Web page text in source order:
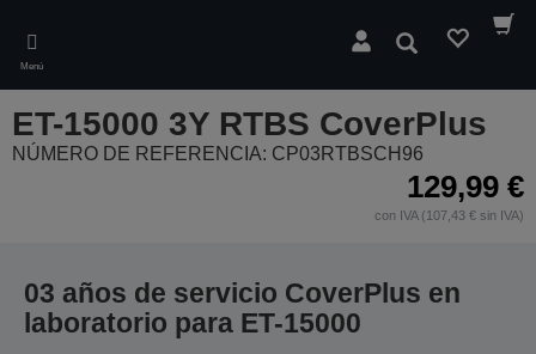
main
content
Menú
Buscar
ET-15000 3Y RTBS CoverPlus
NÚMERO DE REFERENCIA: CP03RTBSCH96
129,99 €
con IVA (107,43 € sin IVA)
03 años de servicio CoverPlus en
laboratorio para ET-15000